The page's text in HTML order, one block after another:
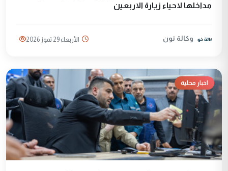
مداخلها لاحياء زيارة الاربعين
وكالة نون الأربعاء 29 تموز 2026
اخبار محلية